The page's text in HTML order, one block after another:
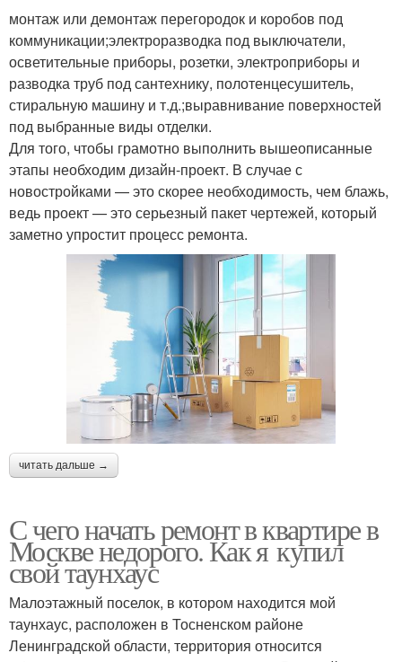
монтаж или демонтаж перегородок и коробов под
коммуникации;электроразводка под выключатели,
осветительные приборы, розетки, электроприборы и
разводка труб под сантехнику, полотенцесушитель,
стиральную машину и т.д.;выравнивание поверхностей
под выбранные виды отделки.
Для того, чтобы грамотно выполнить вышеописанные
этапы необходим дизайн-проект. В случае с
новостройками — это скорее необходимость, чем блажь,
ведь проект — это серьезный пакет чертежей, который
заметно упростит процесс ремонта.
читать дальше →
С чего начать ремонт в квартире в
Москве недорого. Как я купил
свой таунхаус
Малоэтажный поселок, в котором находится мой
таунхаус, расположен в Тосненском районе
Ленинградской области, территория относится